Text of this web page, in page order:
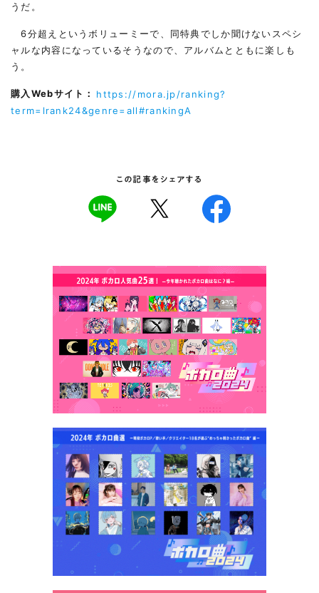
うだ。
6分超えというボリューミーで、同特典でしか聞けないスペシ
ャルな内容になっているそうなので、アルバムとともに楽しも
う。
購入Webサイト：
https://mora.jp/ranking?
term=lrank24&genre=all#rankingA
この記事をシェアする